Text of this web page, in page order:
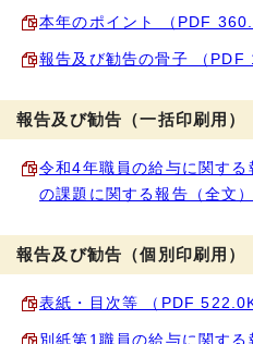
本年のポイント （PDF
報告及び勧告の骨子 （PDF
報告及び勧告（一括印刷用）
令和4年職員の給与に関す
の課題に関する報告（全文
報告及び勧告（個別印刷用）
表紙・目次等 （PDF
別紙第1職員の給与に関す